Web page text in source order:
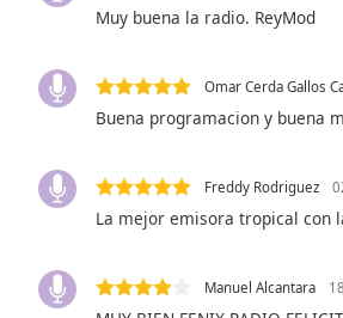
subtitles
opens
subtitles
subtitles
off
Audio
Track
Muy buena la radio. ReyMod
Omar Cerda Gallos
Buena programacion y buena
Freddy Rodriguez
La mejor emisora tropical con
Manuel Alcantara